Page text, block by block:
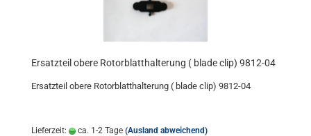
Ersatzteil obere Rotorblatthalterung ( blade clip) 9812-04
Ersatzteil obere Rotorblatthalterung ( blade clip) 9812-04
Lieferzeit: ca. 1-2 Tage (Ausland abweichend)